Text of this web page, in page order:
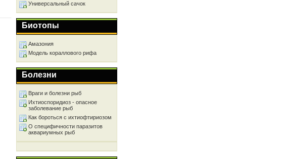
Универсальный сачок
Биотопы
Амазония
Модель кораллового рифа
Болезни
Враги и болезни рыб
Ихтиоспоридиоз - опасное
заболевание рыб
Как бороться с ихтиофтириозом
О специфичности паразитов
аквариумных рыб